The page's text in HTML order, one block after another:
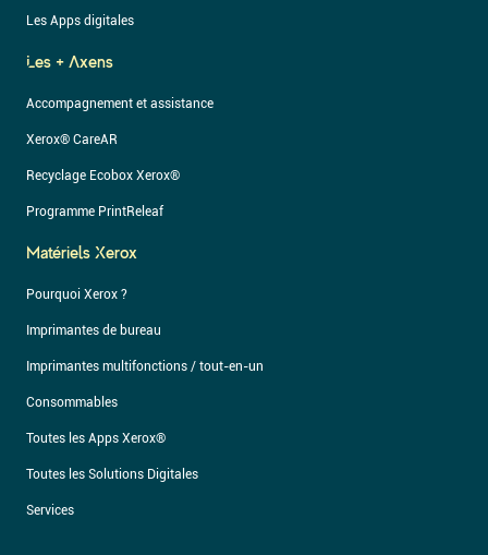
Les Apps digitales
Les + Axens
Accompagnement et assistance
Xerox® CareAR
Recyclage Ecobox Xerox®
Programme PrintReleaf
Matériels Xerox
Pourquoi Xerox ?
Imprimantes de bureau
Imprimantes multifonctions / tout-en-un
Consommables
Toutes les Apps Xerox®
Toutes les Solutions Digitales
Services